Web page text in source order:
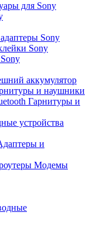
для Sony
Sony
Sony
аккумулятор
и наушники
Гарнитуры и
устройства
и
Модемы